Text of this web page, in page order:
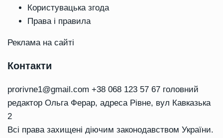
Користувацька згода
Права і правила
Реклама на сайті
Контакти
prorivne1@gmail.com +38 068 123 57 67 головний
редактор Ольга Ферар, адреса Рівне, вул Кавказька
2
Всі права захищені діючим законодавством України.